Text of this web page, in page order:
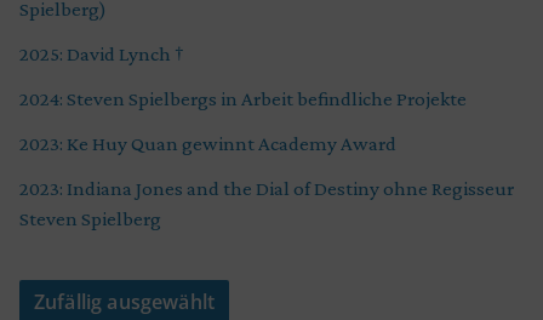
Spielberg)
2025: David Lynch †
2024: Steven Spielbergs in Arbeit befindliche Projekte
2023: Ke Huy Quan gewinnt Academy Award
2023: Indiana Jones and the Dial of Destiny ohne Regisseur
Steven Spielberg
Zufällig ausgewählt